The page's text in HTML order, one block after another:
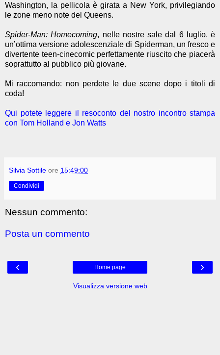
Washington, la pellicola è girata a New York, privilegiando
le zone meno note del Queens.
Spider-Man: Homecoming, nelle nostre sale dal 6 luglio, è
un’ottima versione adolescenziale di Spiderman, un fresco e
divertente teen-cinecomic perfettamente riuscito che piacerà
soprattutto al pubblico più giovane.
Mi raccomando: non perdete le due scene dopo i titoli di
coda!
Qui potete leggere il resoconto del nostro incontro stampa
con Tom Holland e Jon Watts
Silvia Sottile ore 15:49:00
Condividi
Nessun commento:
Posta un commento
‹ ›
Home page
Visualizza versione web